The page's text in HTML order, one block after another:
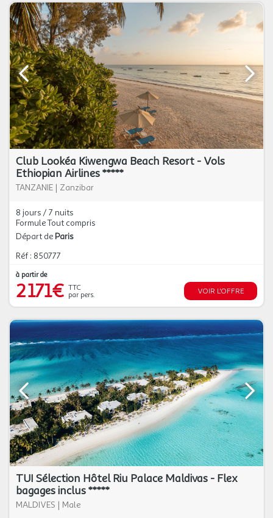
Club Lookéa Kiwengwa Beach Resort - Vols
Ethiopian Airlines *****
TANZANIE | Zanzibar
8 jours / 7 nuits
Formule Tout compris
Départ de Paris
Réf : 850777
à partir de
2 171€ TTC
par pers.
VOIR L'OFFRE
TUI Sélection Hôtel Riu Palace Maldivas - Flex
bagages inclus *****
MALDIVES | Male